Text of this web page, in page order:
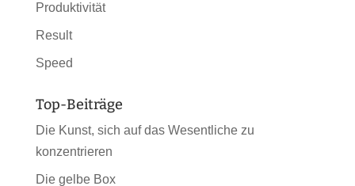
Produktivität
Result
Speed
Top-Beiträge
Die Kunst, sich auf das Wesentliche zu
konzentrieren
Die gelbe Box